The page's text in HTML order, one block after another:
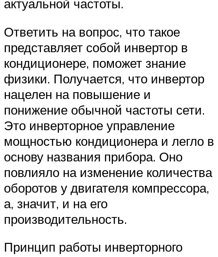
актуальной частоты.
Ответить на вопрос, что такое
представляет собой инвертор в
кондиционере, поможет знание
физики. Получается, что инвертор
нацелен на повышение и
понижение обычной частоты сети.
Это инверторное управление
мощностью кондиционера и легло в
основу названия прибора. Оно
повлияло на изменение количества
оборотов у двигателя компрессора,
а, значит, и на его
производительность.
Принцип работы инверторного